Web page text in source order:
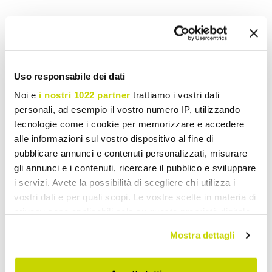
Uso responsabile dei dati
Noi e i nostri 1022 partner trattiamo i vostri dati
personali, ad esempio il vostro numero IP, utilizzando
tecnologie come i cookie per memorizzare e accedere
alle informazioni sul vostro dispositivo al fine di
pubblicare annunci e contenuti personalizzati, misurare
gli annunci e i contenuti, ricercare il pubblico e sviluppare
i servizi. Avete la possibilità di scegliere chi utilizza i
vostri dati e per quali scopi. Le vostre scelte in materia di
modificare o revocare il proprio consenso in qualsiasi
momento dalla Dichiarazione sui cookie o facendo clic
sull'icona di attivazione della privacy.
Mostra dettagli
Share
Lighting Design